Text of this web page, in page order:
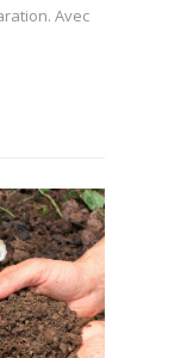
Avec